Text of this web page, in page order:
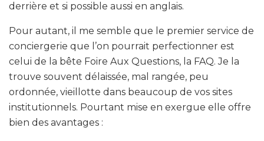
derrière et si possible aussi en anglais.
Pour autant, il me semble que le premier service de
conciergerie que l’on pourrait perfectionner est
celui de la bête Foire Aux Questions, la FAQ. Je la
trouve souvent délaissée, mal rangée, peu
ordonnée, vieillotte dans beaucoup de vos sites
institutionnels. Pourtant mise en exergue elle offre
bien des avantages :